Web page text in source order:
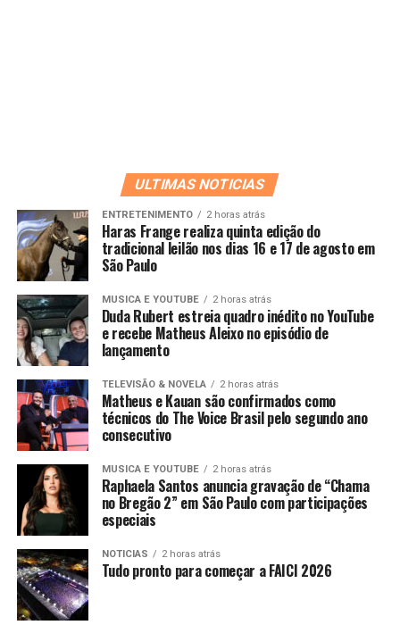
ULTIMAS NOTICIAS
ENTRETENIMENTO 2 horas atrás
Haras Frange realiza quinta edição do
tradicional leilão nos dias 16 e 17 de agosto em
São Paulo
MUSICA E YOUTUBE 2 horas atrás
Duda Rubert estreia quadro inédito no YouTube
e recebe Matheus Aleixo no episódio de
lançamento
TELEVISÃO & NOVELA 2 horas atrás
Matheus e Kauan são confirmados como
técnicos do The Voice Brasil pelo segundo ano
consecutivo
MUSICA E YOUTUBE 2 horas atrás
Raphaela Santos anuncia gravação de “Chama
no Bregão 2” em São Paulo com participações
especiais
NOTICIAS 2 horas atrás
Tudo pronto para começar a FAICI 2026